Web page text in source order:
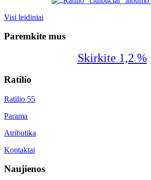
Visi leidiniai
Paremkite mus
Skirkite 1,2 %
Ratilio
Ratilio 55
Parama
Atributika
Kontaktai
Naujienos